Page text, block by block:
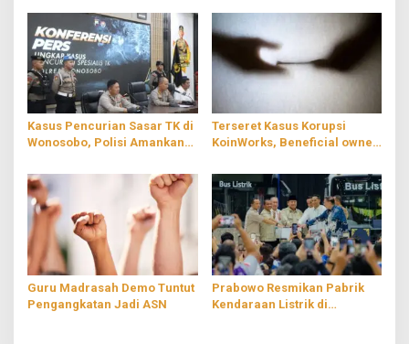
Kasus Pencurian Sasar TK di
Wonosobo, Polisi Amankan
Terseret Kasus Korupsi
KoinWorks, Beneficial owner
Guru Madrasah Demo Tuntut
Pengangkatan Jadi ASN
Prabowo Resmikan Pabrik
Kendaraan Listrik di